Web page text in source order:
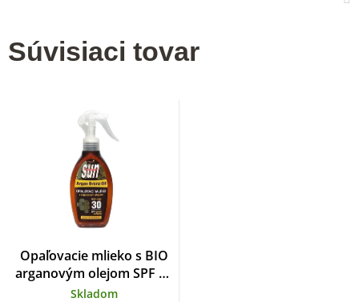
Súvisiaci tovar
Opaľovacie mlieko s BIO
arganovým olejom SPF 30
SUN 200 ml
Skladom